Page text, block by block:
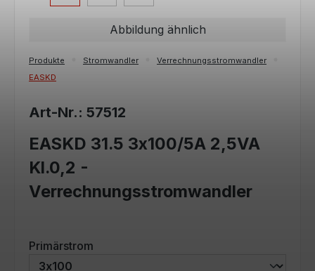
Abbildung ähnlich
Produkte Stromwandler
Verrechnungsstromwandler
EASKD
Art-Nr.: 57512
EASKD 31.5 3x100/5A 2,5VA
Kl.0,2 -
Verrechnungsstromwandler
Primärstrom